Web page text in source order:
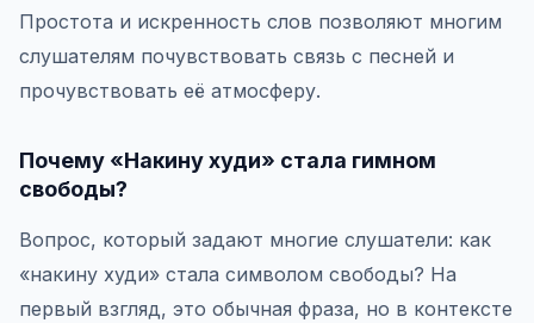
Простота и искренность слов позволяют многим
слушателям почувствовать связь с песней и
прочувствовать её атмосферу.
Почему «Накину худи» стала гимном
свободы?
Вопрос, который задают многие слушатели: как
«накину худи» стала символом свободы? На
первый взгляд, это обычная фраза, но в контексте